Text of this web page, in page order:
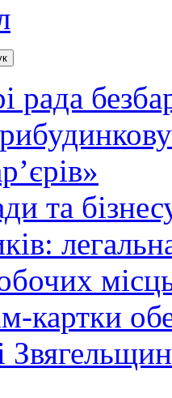
та
картки